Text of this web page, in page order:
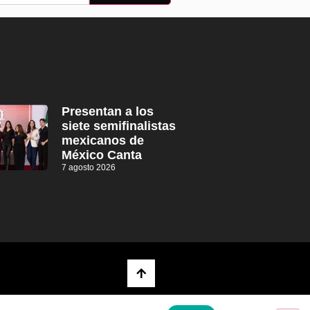
Presentan a los
siete semifinalistas
mexicanos de
México Canta
7 agosto 2026